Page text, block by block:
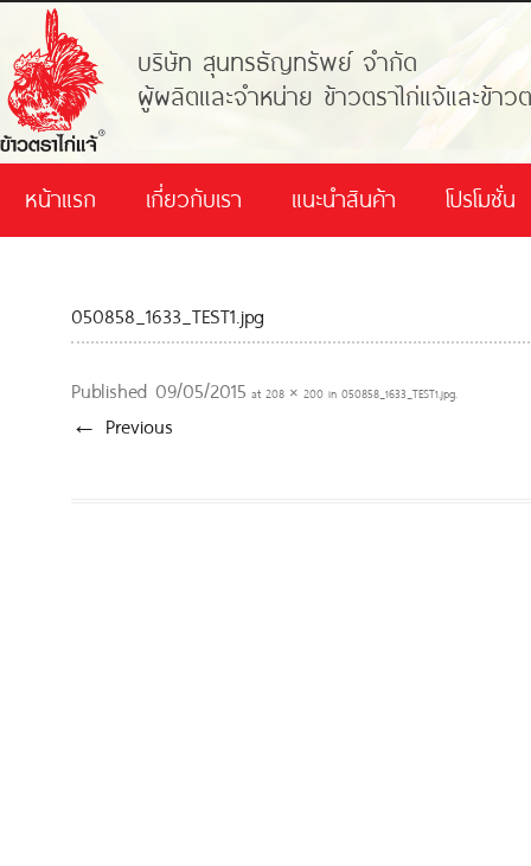
บริษัท สุนทรธัญทรัพย์ จำกัด
ผู้ผลิตและจำหน่าย ข้าวตราไก่แจ้และข้าวต
หน้าแรก เกี่ยวกับเรา แนะนำสินค้า โปรโมชั่น
050858_1633_TEST1.jpg
Published 09/05/2015 at 208 × 200 in 050858_1633_TEST1.jpg.
← Previous